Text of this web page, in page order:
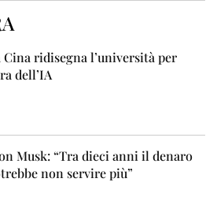
Cina ridisegna l’università per
dell’IA
Musk: “Tra dieci anni il denaro
non servire più”